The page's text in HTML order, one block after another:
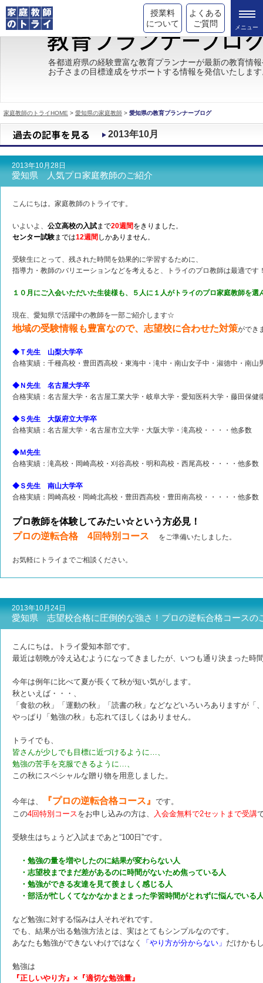
授業料
について
よくある
ご質問
トライの教育理念
成績が上がる理由
都道府県別情報
合格体験談
キャンペーン情報
各都道府県の経験豊富な教育プランナーが最新の教育情
お子さまの目標達成をサポートする情報を発信いたしま
家庭教師のトライHOME > 愛知県の家庭教師 > 愛知県の教育プランナーブログ
2013年10月
2013年10月28日
愛知県 人気プロ家庭教師のご紹介
こんにちは。家庭教師のトライです。
いよいよ、 公立高校の入試まで20週間をきりました。
センター試験までは12週間 しかありません。
受験生にとって、残された時間を効果的に学習するために、
指導力・教師のバリエーションなどを考えると、トライのプロ教師は最適です
１０月にご入会いただいた生徒様も、５人に１人がトライのプロ家庭教師を
現在、愛知県で活躍中の教師を一部ご紹介します☆
地域の受験情報も豊富なので、志望校に合わせた対策ができ
◆Ｔ先生 山梨大学卒
合格実績：千種高校・豊田西高校・東海中・滝中・南山女子中・淑徳中・南山
◆Ｎ先生 名古屋大学卒
合格実績：名古屋大学・名古屋工業大学・岐阜大学・愛知医科大学・藤田保健
◆Ｓ先生 大阪府立大学卒
合格実績：名古屋大学・名古屋市立大学・大阪大学・滝高校・・・・他多数
◆Ｍ先生
合格実績：滝高校・岡崎高校・刈谷高校・明和高校・西尾高校・・・・他多数
◆Ｓ先生 南山大学卒
合格実績：岡崎高校・岡崎北高校・豊田西高校・豊田南高校・・・・・他多数
プロ教師を体験してみたい☆という方必見！
プロの逆転合格 4回特別コース
をご準備いたしました。
お気軽にトライまでご相談ください。
2013年10月24日
愛知県 志望校合格に圧倒的な強さ！プロの逆転合格コースの
こんにちは。トライ愛知本部です。
最近は朝晩が冷え込むようになってきましたが、いつも通り決まった時
今年は例年に比べて夏が長くて秋が短い気がします。
秋といえば・・・、
「食欲の秋」「運動の秋」「読書の秋」などなどいろいろありますが「
やっぱり「勉強の秋」も忘れてほしくはありません。
トライでも、
皆さんが少しでも目標に近づけるように…、
勉強の苦手を克服できるように…、
この秋にスペシャルな贈り物を用意しました。
今年は、 『プロの逆転合格コース』 です。
この4回特別コースをお申し込みの方は、 入会金無料で2セットまで受講
受験生はちょうど入試まであと“100日”です。
・勉強の量を増やしたのに結果が変わらない人
・志望校までまだ差があるのに時間がないため焦っている人
・勉強ができる友達を見て羨ましく感じる人
・部活が忙しくてなかなかまとまった学習時間がとれずに悩んでいる
など勉強に対する悩みは人それぞれです。
でも、結果が出る勉強方法とは、実はとてもシンプルなのです。
あなたも勉強ができないわけではなく
「やり方が分からない」 だけかも
勉強は
『正しいやり方』×『適切な勉強量』